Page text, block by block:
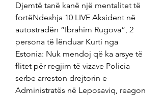
Djemtë tanë kanë një mentalitet të
fortëNdeshja 10 LIVE Aksident në
autostradën “Ibrahim Rugova”, 2
persona të lënduar Kurti nga
Estonia: Nuk mendoj që ka arsye të
flitet për regjim të vizave Policia
serbe arreston drejtorin e
Administratës në Leposaviq, reagon